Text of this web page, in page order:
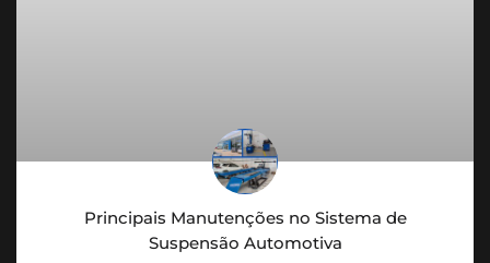
Principais Manutenções no Sistema de
Suspensão Automotiva